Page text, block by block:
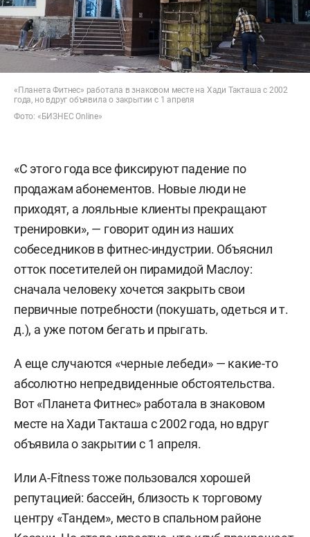
«Планета Фитнес» работала в знаковом месте на Хади Такташа с 2002
года, но вдруг объявила о закрытии с 1 апреля
Фото: «БИЗНЕС Online»
«С этого года все фиксируют падение по
продажам абонементов. Новые люди не
приходят, а лояльные клиенты прекращают
тренировки», — говорит один из наших
собеседников в фитнес-индустрии. Объяснил
отток посетителей он пирамидой Маслоу:
сначала человеку хочется закрыть свои
первичные потребности (покушать, одеться и т.
д.), а уже потом бегать и прыгать.
А еще случаются «черные лебеди» — какие-то
абсолютно непредвиденные обстоятельства.
Вот «Планета Фитнес» работала в знаковом
месте на Хади Такташа с 2002 года, но вдруг
объявила о закрытии с 1 апреля.
Или A-Fitness тоже пользовался хорошей
репутацией: бассейн, близость к торговому
центру «Тандем», место в спальном районе